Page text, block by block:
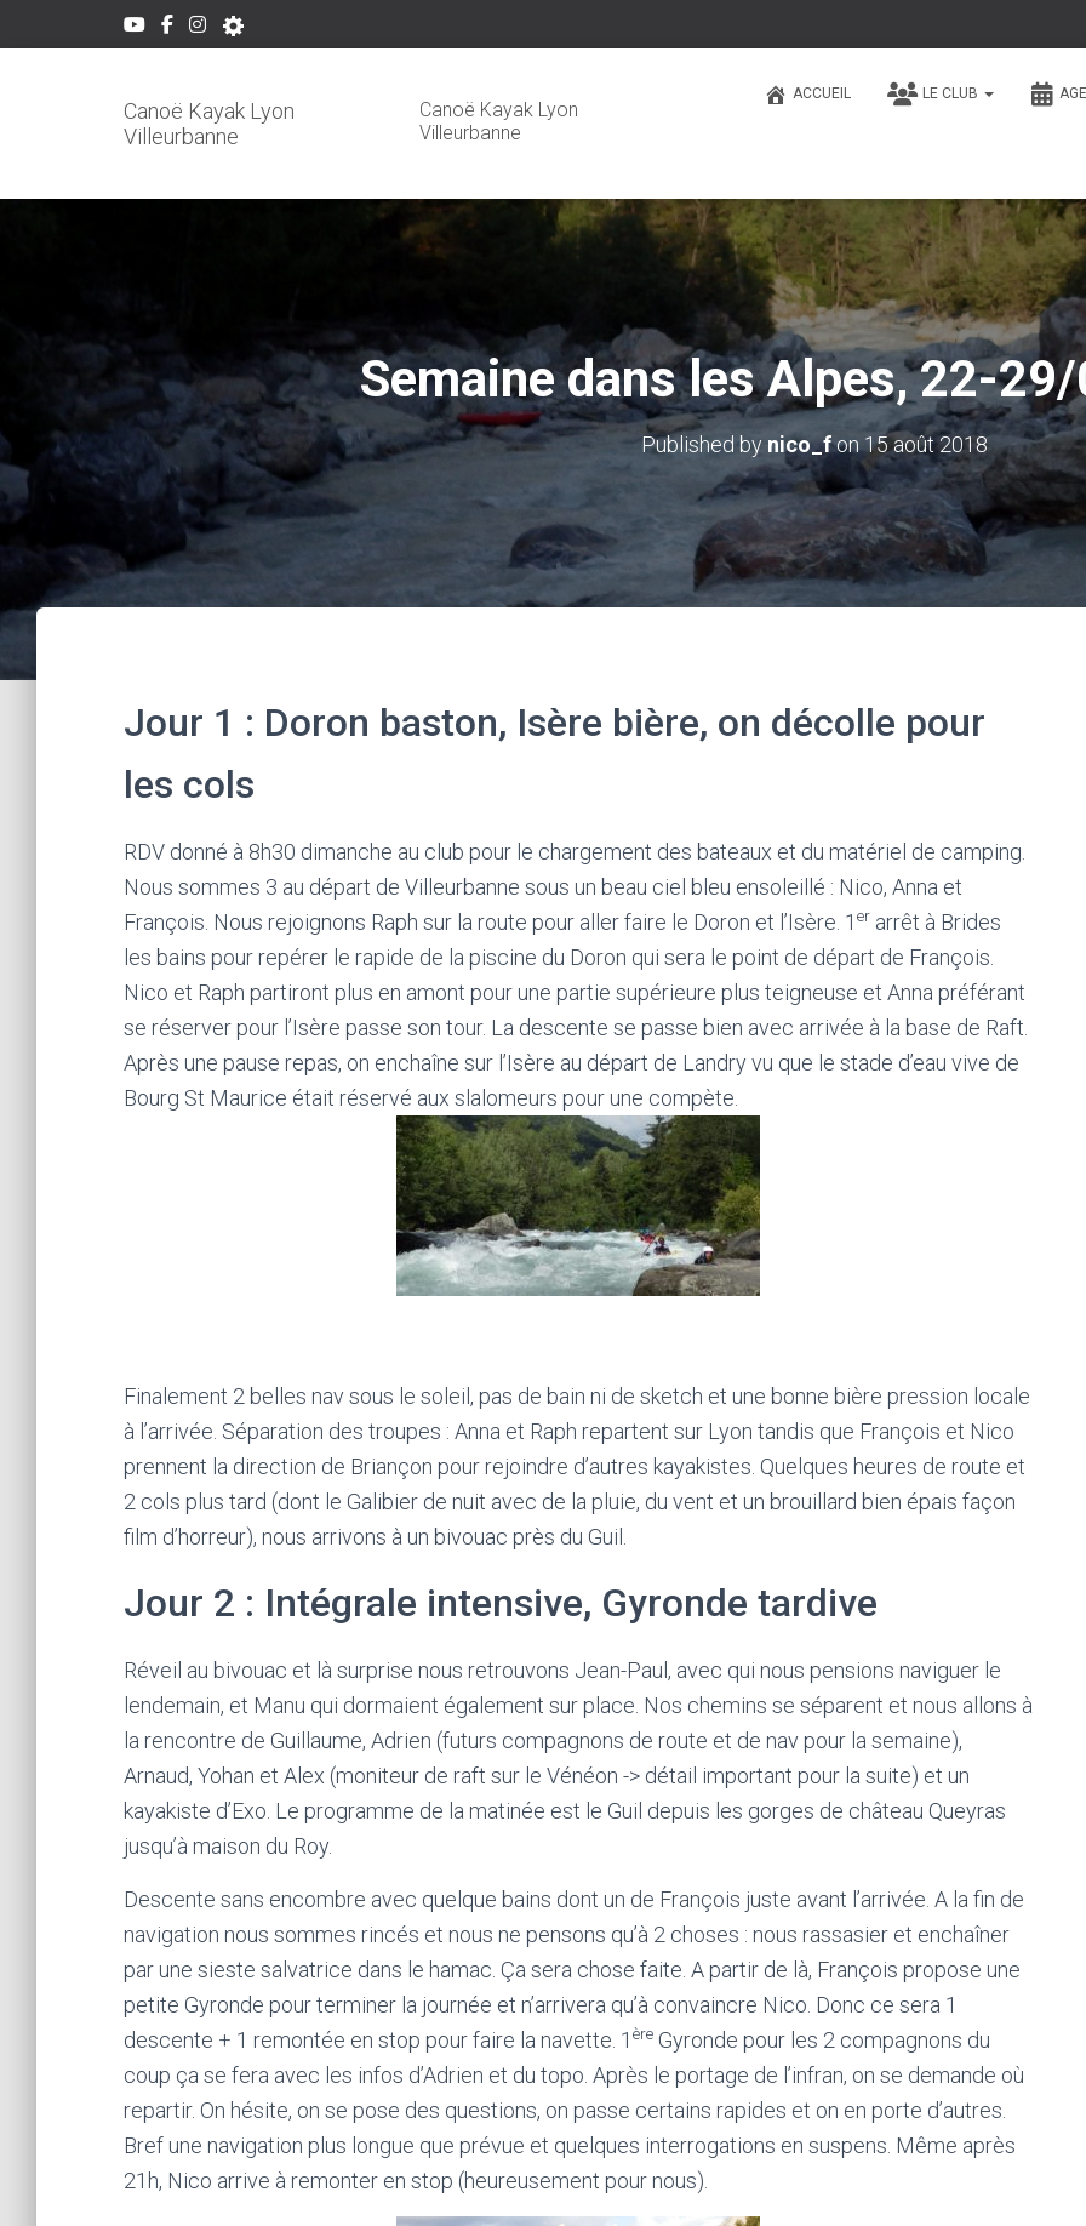
Canoë Kayak Lyon
Villeurbanne
Canoë Kayak Lyon
Villeurbanne
ACCUEIL LE CLUB
Semaine dans les Alpes, 22-
Published by nico_fon15 août 2018
Jour 1 : Doron baston, Isère bière, on décolle pour
les cols
RDV donné à 8h30 dimanche au club pour le chargement des bateaux et du matériel de camping.
Nous sommes 3 au départ de Villeurbanne sous un beau ciel bleu ensoleillé : Nico, Anna et
François. Nous rejoignons Raph sur la route pour aller faire le Doron et l’Isère. 1 er arrêt à Brides
les bains pour repérer le rapide de la piscine du Doron qui sera le point de départ de François.
Nico et Raph partiront plus en amont pour une partie supérieure plus teigneuse et Anna préférant
se réserver pour l’Isère passe son tour. La descente se passe bien avec arrivée à la base de Raft.
Après une pause repas, on enchaîne sur l’Isère au départ de Landry vu que le stade d’eau vive de
Bourg St Maurice était réservé aux slalomeurs pour une compète.
Finalement 2 belles nav sous le soleil, pas de bain ni de sketch et une bonne bière pression locale
à l’arrivée. Séparation des troupes : Anna et Raph repartent sur Lyon tandis que François et Nico
prennent la direction de Briançon pour rejoindre d’autres kayakistes. Quelques heures de route et
2 cols plus tard (dont le Galibier de nuit avec de la pluie, du vent et un brouillard bien épais façon
film d’horreur), nous arrivons à un bivouac près du Guil.
Jour 2 : Intégrale intensive, Gyronde tardive
Réveil au bivouac et là surprise nous retrouvons Jean-Paul, avec qui nous pensions naviguer le
lendemain, et Manu qui dormaient également sur place. Nos chemins se séparent et nous allons à
la rencontre de Guillaume, Adrien (futurs compagnons de route et de nav pour la semaine),
Arnaud, Yohan et Alex (moniteur de raft sur le Vénéon -> détail important pour la suite) et un
kayakiste d’Exo. Le programme de la matinée est le Guil depuis les gorges de château Queyras
jusqu’à maison du Roy.
Descente sans encombre avec quelque bains dont un de François juste avant l’arrivée. A la fin de
navigation nous sommes rincés et nous ne pensons qu’à 2 choses : nous rassasier et enchaîner
par une sieste salvatrice dans le hamac. Ça sera chose faite. A partir de là, François propose une
petite Gyronde pour terminer la journée et n’arrivera qu’à convaincre Nico. Donc ce sera 1
descente + 1 remontée en stop pour faire la navette. 1 ère Gyronde pour les 2 compagnons du
coup ça se fera avec les infos d’Adrien et du topo. Après le portage de l’infran, on se demande où
repartir. On hésite, on se pose des questions, on passe certains rapides et on en porte d’autres.
Bref une navigation plus longue que prévue et quelques interrogations en suspens. Même après
21h, Nico arrive à remonter en stop (heureusement pour nous).